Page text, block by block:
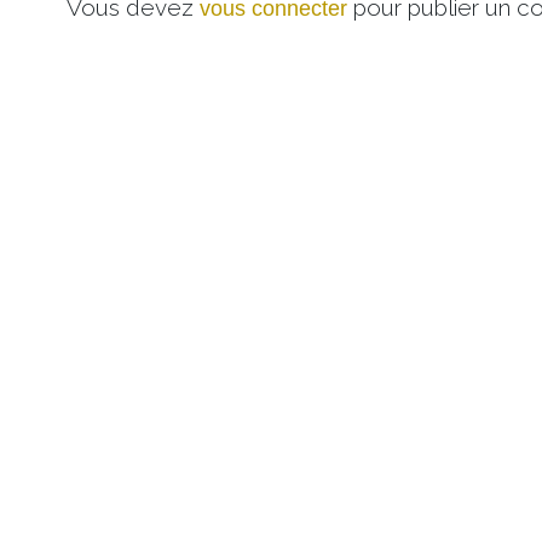
Vous devez vous connecter pour publier un